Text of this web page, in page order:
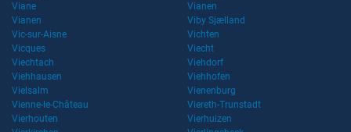
Viane
Vianen
Vianen
Viby Sjælland
Vic-sur-Aisne
Vichten
Vicques
Viecht
Viechtach
Viehdorf
Viehhausen
Viehhofen
Vielsalm
Vienenburg
Vienne-le-Château
Viereth-Trunstadt
Vierhouten
Vierhuizen